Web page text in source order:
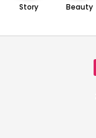
Story Beauty